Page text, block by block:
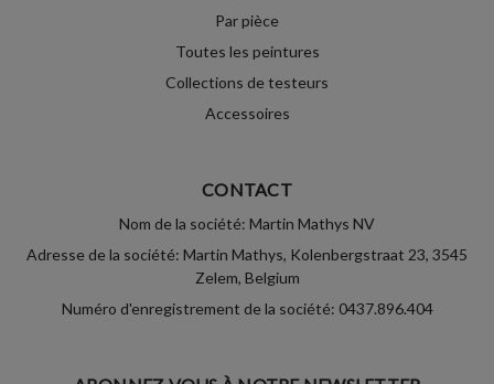
Par pièce
Toutes les peintures
Collections de testeurs
Accessoires
CONTACT
Nom de la société: Martin Mathys NV
Adresse de la société: Martin Mathys, Kolenbergstraat 23, 3545
Zelem, Belgium
Numéro d'enregistrement de la société: 0437.896.404